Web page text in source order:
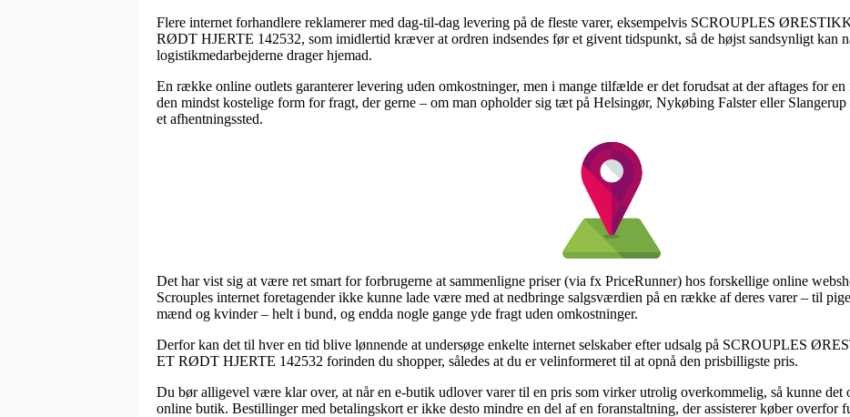
Flere internet forhandlere reklamerer med dag-til-dag levering på de fleste varer, eksempelvis SCROUPLES
RØDT HJERTE 142532, som imidlertid kræver at ordren indsendes før et givent tidspunkt, så de højst sandsynligt kan
logistikmedarbejderne drager hjemad.
En række online outlets garanterer levering uden omkostninger, men i mange tilfælde er det forudsat at der aftages for
den mindst kostelige form for fragt, der gerne – om man opholder sig tæt på Helsingør, Nykøbing Falster eller
et afhentningssted.
Det har vist sig at være ret smart for forbrugerne at sammenligne priser (via fx PriceRunner) hos forskellige online
Scrouples internet foretagender ikke kunne lade være med at nedbringe salgsværdien på en række af deres varer – til
mænd og kvinder – helt i bund, og endda nogle gange yde fragt uden omkostninger.
Derfor kan det til hver en tid blive lønnende at undersøge enkelte internet selskaber efter udsalg på SCROUPLES
ET RØDT HJERTE 142532 forinden du shopper, således at du er velinformeret til at opnå den prisbilligste pris.
Du bør alligevel være klar over, at når en e-butik udlover varer til en pris som virker utrolig overkommelig, så kunne det
online butik. Bestillinger med betalingskort er ikke desto mindre en del af en foranstaltning, der assisterer køber overfor